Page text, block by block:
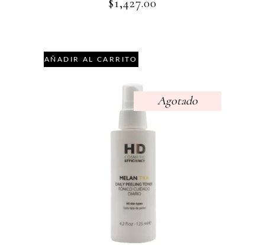
AÑADIR AL CARRITO
Agotado